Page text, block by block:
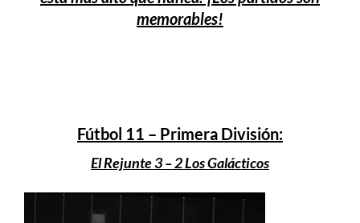
memorables!
Fútbol 11 – Primera División:
El Rejunte 3 – 2 Los Galácticos